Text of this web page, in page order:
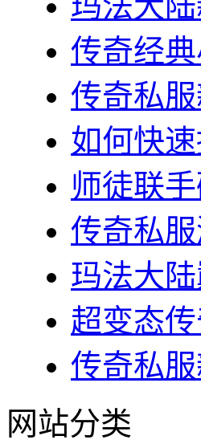
传奇经
传奇私
如何快
师徒联
传奇私
玛法大
超变态
传奇私
网站分类